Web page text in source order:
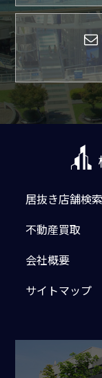
居抜き店舗検索
不動産買取
会社概要
サイトマップ